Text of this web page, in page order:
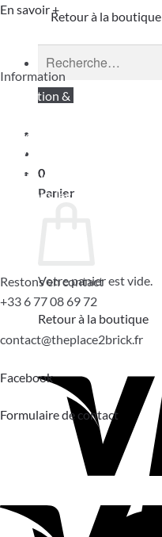
Retour à la boutique
pour :
0
Panier
Votre panier est vide.
Retour à la boutique
En savoir +
Information
Expédition & Retour
Moyens de paiement
CGV
Politique de confidentialité
Mentions légales
Restons en contact
+33 6 77 08 69 72
rf.kc
irb2e
calpe
ht@tc
atnoc
Facebook
Formulaire de contact